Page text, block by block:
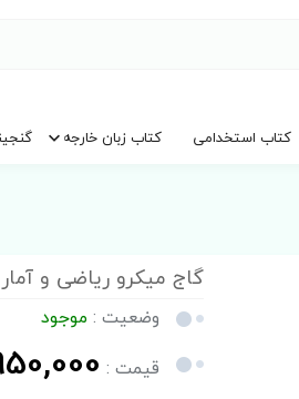
کتاب استخدامی کتاب زبان خارجه
گاج میکرو ریاضی و
وضعیت : موجود
قیمت : 1,950,000